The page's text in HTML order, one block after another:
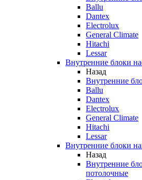
Ballu
Dantex
Electrolux
General Climate
Hitachi
Lessar
Внутренние блоки
Назад
Внутренние
Ballu
Dantex
Electrolux
General Climate
Hitachi
Lessar
Внутренние блоки
Назад
Внутренние
потолочные